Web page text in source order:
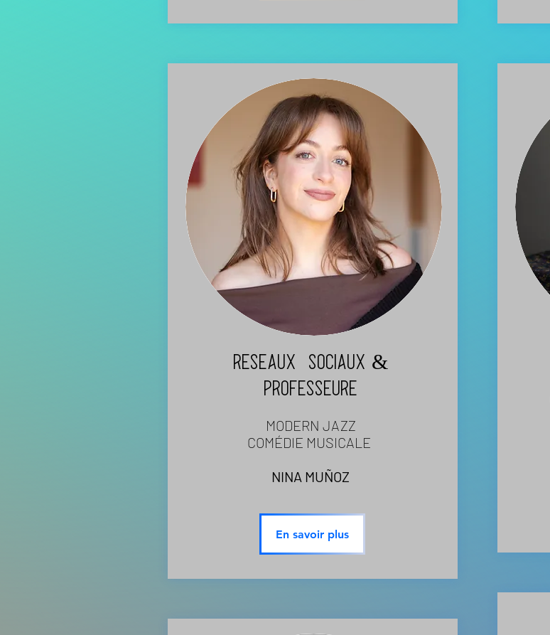
Réseaux sociaux &
PROFESSEURE
MODERN JAZZ
COMÉDIE MUSICALE
NINA MUÑOZ
En savoir plus